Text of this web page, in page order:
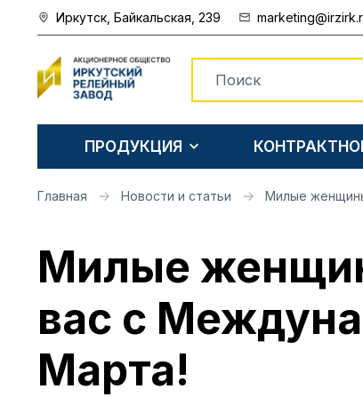
Иркутск, Байкальская, 239
ПРОДУКЦИЯ
Главная Новости и статьи Милые
Милые
вас с
Марта!